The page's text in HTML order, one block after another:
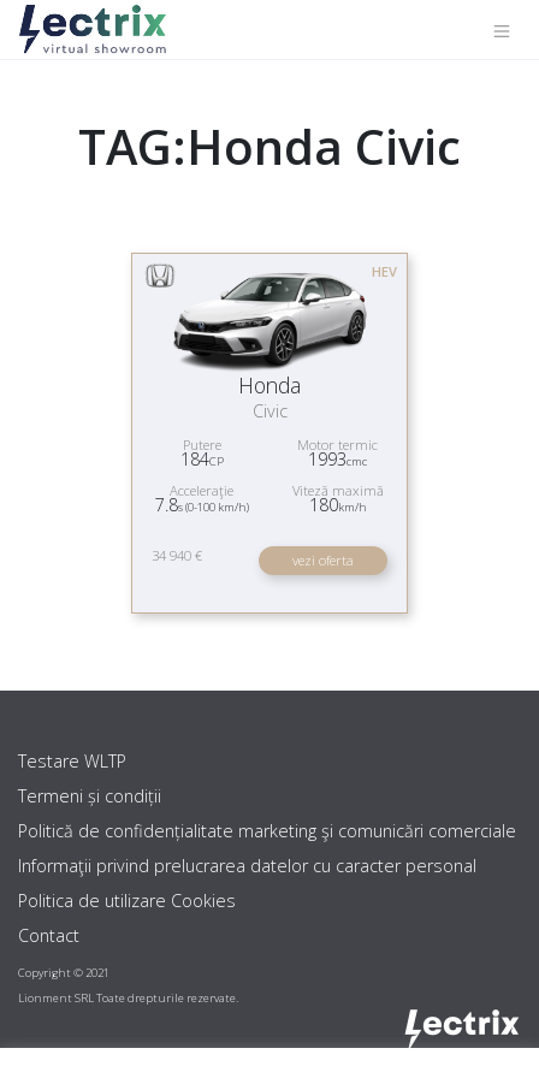
TAG:Honda Civic
HEV
Honda
Civic
Putere
184CP
Motor termic
1993cmc
Acceleraţie
7.8s (0-100 km/h)
Viteză maximă
180km/h
34 940 € vezi oferta
Testare WLTP
Termeni și condiții
Politică de confidențialitate marketing şi comunicări comerciale
Informaţii privind prelucrarea datelor cu caracter personal
Politica de utilizare Cookies
Contact
Copyright © 2021
Lionment SRL Toate drepturile rezervate.